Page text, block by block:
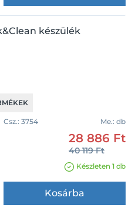
készülék
Csz.: 3754 Me.: db
28 886 Ft
40 119 Ft
Készleten 1 db
Kosárba